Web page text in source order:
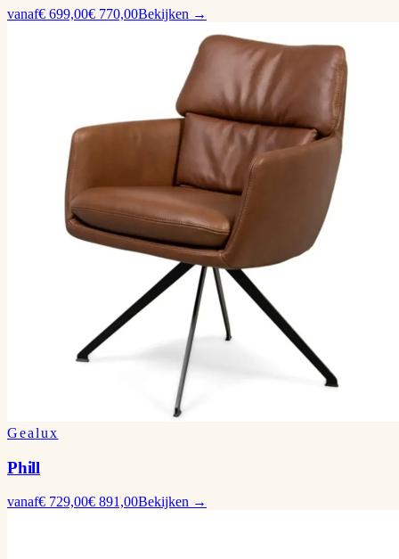
vanaf€ 699,00€ 770,00Bekijken →
Gealux
Phill
vanaf€ 729,00€ 891,00Bekijken →